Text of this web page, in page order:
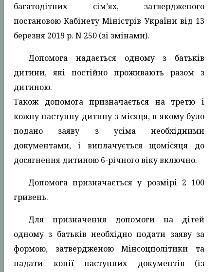
багатодітних сім’ях, затвердженого
постановою Кабінету Міністрів України від 13
березня 2019 р. N 250 (зі змінами).
Допомога надається одному з батьків
дитини, які постійно проживають разом з
дитиною.
Також допомога призначається на третю і
кожну наступну дитину з місяця, в якому було
подано заяву з усіма необхідними
документами, і виплачується щомісяця до
досягнення дитиною 6-річного віку включно.
Допомога призначається у розмірі 2 100
гривень.
Для призначення допомоги на дітей
одному з батьків необхідно подати заяву за
формою, затвердженою Мінсоцполітики та
надати копії наступних документів (із